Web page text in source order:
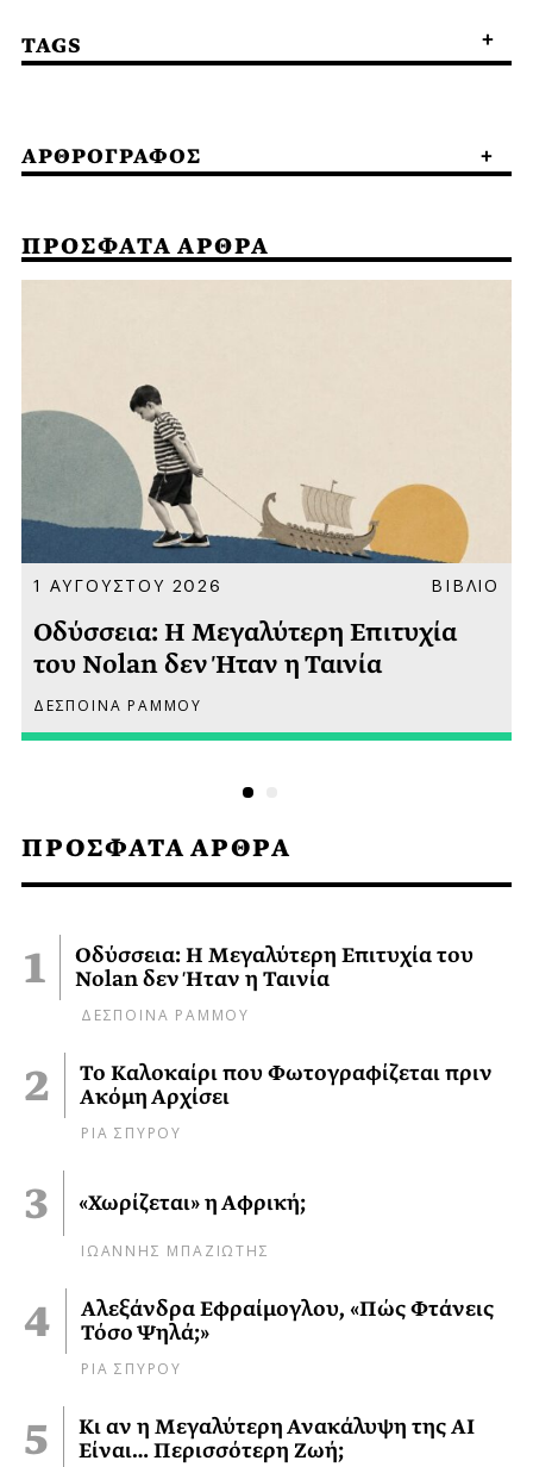
ΠΡΟΣΦΑΤΑ ΑΡΘΡΑ
Οδύσσεια: Η Μεγαλύτερη Επιτυχία του
Nolan δεν Ήταν η Ταινία
ΔΕΣΠΟΙΝΑ ΡΑΜΜΟΥ
Το Καλοκαίρι που Φωτογραφίζεται πριν
Ακόμη Αρχίσει
ΡΙΑ ΣΠΥΡΟΥ
«Χωρίζεται» η Αφρική;
ΙΩΑΝΝΗΣ ΜΠΑΖΙΩΤΗΣ
Αλεξάνδρα Εφραίμογλου, «Πώς Φτάνεις
Τόσο Ψηλά;»
ΡΙΑ ΣΠΥΡΟΥ
Κι αν η Μεγαλύτερη Ανακάλυψη της AI
Είναι… Περισσότερη Ζωή;
TAGS
ΑΡΘΡΟΓΡΑΦΟΣ
ΠΡΟΣΦΑΤΑ ΑΡΘΡΑ
1 ΑΥΓΟΥΣΤΟΥ 2026 ΒΙΒΛΙΟ
Οδύσσεια: Η Μεγαλύτερη Επιτυχία
του Nolan δεν Ήταν η Ταινία
ΔΕΣΠΟΙΝΑ ΡΑΜΜΟΥ